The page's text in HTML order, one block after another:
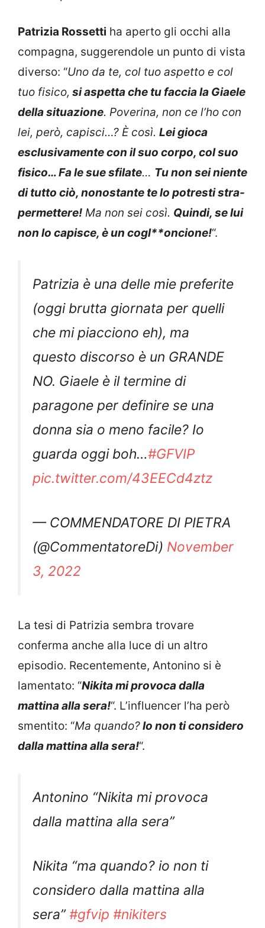
Patrizia Rossetti ha aperto gli occhi alla
compagna, suggerendole un punto di vista
diverso: “Uno da te, col tuo aspetto e col
tuo fisico, si aspetta che tu faccia la Giaele
della situazione. Poverina, non ce l’ho con
lei, però, capisci…? È così. Lei gioca
esclusivamente con il suo corpo, col suo
fisico… Fa le sue sfilate… Tu non sei niente
di tutto ciò, nonostante te lo potresti stra-
permettere! Ma non sei così. Quindi, se lui
non lo capisce, è un cogl**oncione!“.
Patrizia è una delle mie preferite
(oggi brutta giornata per quelli
che mi piacciono eh), ma
questo discorso è un GRANDE
NO. Giaele è il termine di
paragone per definire se una
donna sia o meno facile? Io
guarda oggi boh…#GFVIP
pic.twitter.com/43EECd4ztz
— COMMENDATORE DI PIETRA
(@CommentatoreDi) November
3, 2022
La tesi di Patrizia sembra trovare
conferma anche alla luce di un altro
episodio. Recentemente, Antonino si è
lamentato: “Nikita mi provoca dalla
mattina alla sera!“. L’influencer l’ha però
smentito: “Ma quando?Io non ti considero
dalla mattina alla sera!“.
Antonino “Nikita mi provoca
dalla mattina alla sera”
Nikita “ma quando? io non ti
considero dalla mattina alla
sera”#gfvip #nikiters